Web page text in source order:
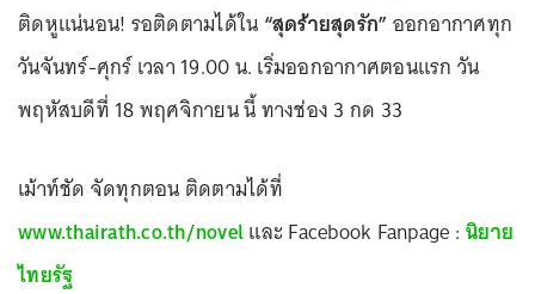
ติดหูแน่นอน! รอติดตามได้ใน “สุดร้ายสุดรัก” ออกอากาศทุก
วันจันทร์-ศุกร์ เวลา 19.00 น. เริ่มออกอากาศตอนแรก วัน
พฤหัสบดีที่ 18 พฤศจิกายน นี้ ทางช่อง 3 กด 33
เม้าท์ชัด จัดทุกตอน ติดตามได้ที่
www.thairath.co.th/novelและ Facebook Fanpage : นิยาย
ไทยรัฐ